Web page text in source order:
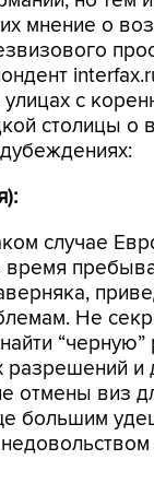
мнение о
с
столицы о
случае
время
Не
“черную”
разрешений и
отмены виз
большим